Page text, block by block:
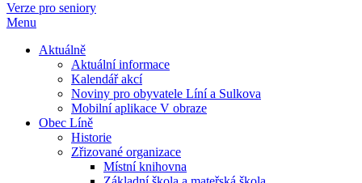
Verze pro seniory
Menu
Aktuálně
Aktuální informace
Kalendář akcí
Noviny pro obyvatele Líní a Sulkova
Mobilní aplikace V obraze
Obec Líně
Historie
Zřizované organizace
Místní knihovna